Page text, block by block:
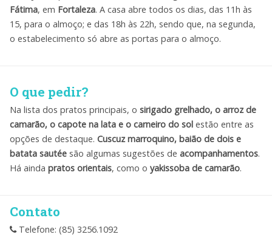
Fátima, em Fortaleza. A casa abre todos os dias, das 11h às
15, para o almoço; e das 18h às 22h, sendo que, na segunda,
o estabelecimento só abre as portas para o almoço.
O que pedir?
Na lista dos pratos principais, o sirigado grelhado, o arroz de
camarão, o capote na lata e o carneiro do sol estão entre as
opções de destaque. Cuscuz marroquino, baião de dois e
batata sautée são algumas sugestões de acompanhamentos.
Há ainda pratos orientais, como o yakissoba de camarão.
Contato
Telefone: (85) 3256.1092